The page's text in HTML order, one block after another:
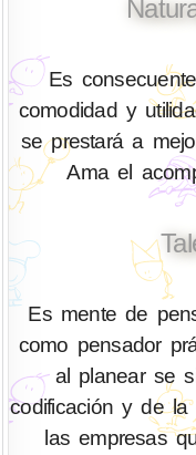
Es
comodidad y
se prestará a
Ama el
Es mente de
como pensador
al planear se
codificación y de la
las empresas